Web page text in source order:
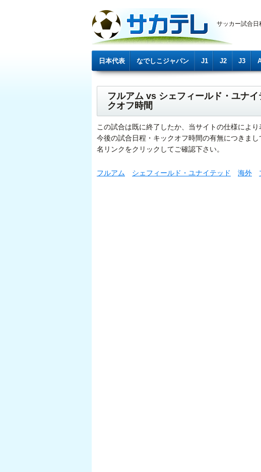
サッカー試合日
日本代表 なでしこジャパン J1 J2 J3
フルアム vs シェフィールド・ユナ
クオフ時間
この試合は既に終了したか、当サイトの仕様により
今後の試合日程・キックオフ時間の有無につきま
名リンクをクリックしてご確認下さい。
フルアム シェフィールド・ユナイテッド 海外